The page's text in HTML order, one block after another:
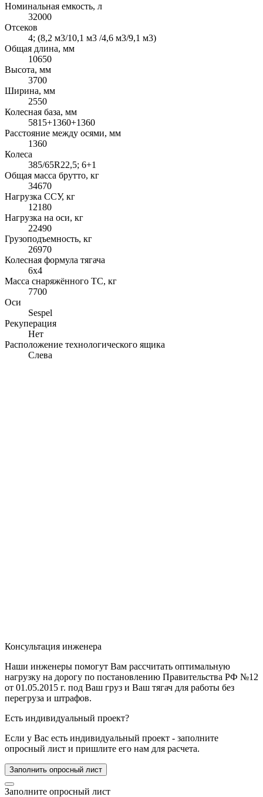
Номинальная емкость, л
32000
Отсеков
4; (8,2 м3/10,1 м3 /4,6 м3/9,1 м3)
Общая длина, мм
10650
Высота, мм
3700
Ширина, мм
2550
Колесная база, мм
5815+1360+1360
Расстояние между осями, мм
1360
Колеса
385/65R22,5; 6+1
Общая масса брутто, кг
34670
Нагрузка ССУ, кг
12180
Нагрузка на оси, кг
22490
Грузоподъемность, кг
26970
Колесная формула тягача
6x4
Масса снаряжённого ТС, кг
7700
Оси
Sespel
Рекуперация
Нет
Расположение технологического ящика
Слева
Консультация инженера
Наши инженеры помогут Вам рассчитать оптимальную
нагрузку на дорогу по постановлению Правительства РФ №12
от 01.05.2015 г. под Ваш груз и Ваш тягач для работы без
перегруза и штрафов.
Есть индивидуальный проект?
Если у Вас есть индивидуальный проект - заполните
опросный лист и пришлите его нам для расчета.
Заполнить опросный лист
Заполните опросный лист